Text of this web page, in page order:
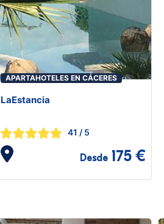
APARTAHOTELES EN CÁCERES
LaEstancia
41 / 5
Desde 175 €